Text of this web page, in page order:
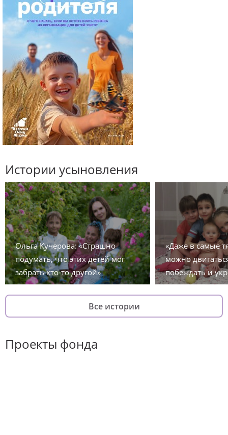
Истории усыновления
Ольга Кучерова: «Страшно
подумать, что этих детей мог
забрать кто-то другой»
«Даже в самые
можно
побеждать и
Все истории
Проекты фонда